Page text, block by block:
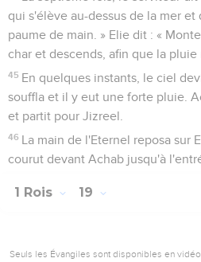
tes femmes et tes enfants.
J'enverrai donc demain, à la
chez toi. Ils fouilleront ta maison
ils mettront la main sur tout ce
l'emporteront.’ »
Le roi d'Israël appela tous les
« Sachez bien et comprenez que
mal. En effet, il m'a déjà réclamé
enfants, mon argent et mon or, et
Tous les anciens et tout le
mon seigneur le roi : ‘Je ferai tout